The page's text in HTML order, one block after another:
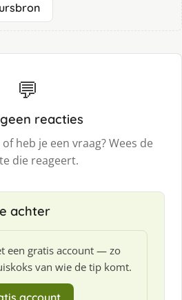
💬
reacties
heb je een vraag? Wees de
die reageert.
achter
een gratis account — zo
van wie de tip komt.